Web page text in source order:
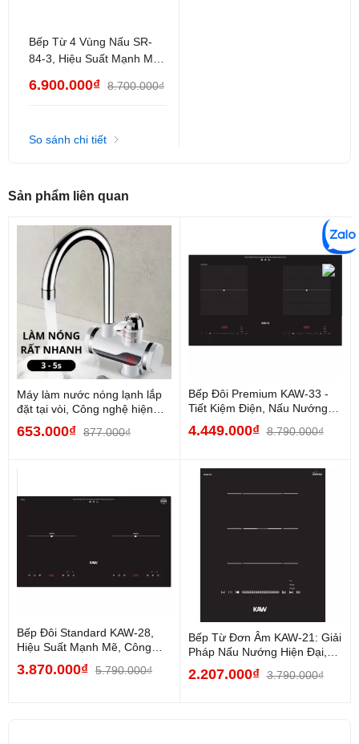
Bếp Từ 4 Vùng Nấu SR-
84-3, Hiệu Suất Mạnh Mẽ
6.900.000₫ 8.700.000₫
So sánh chi tiết
Sản phẩm liên quan
Máy làm nước nóng lạnh lắp
đặt tại vòi, Công nghệ hiện
đại, Chất lượng...
653.000₫ 877.000₫
Bếp Đôi Premium KAW-33 -
Tiết Kiệm Điện, Nấu Nướng
4.449.000₫ 8.790.000₫
Bếp Đôi Standard KAW-28,
Hiệu Suất Mạnh Mẽ, Công
Nghệ Inverter Tiết Kiệm Điện
3.870.000₫ 5.790.000₫
Bếp Từ Đơn Âm KAW-21: Giải
Pháp Nấu Nướng Hiện Đại,
Tiết Kiệm Và An...
2.207.000₫ 3.790.000₫